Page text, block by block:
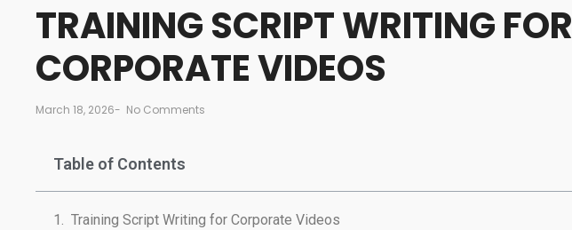
TRAINING SCRIPT WRITING FOR
CORPORATE VIDEOS
March 18, 2026- No Comments
Table of Contents
Training Script Writing for Corporate Videos